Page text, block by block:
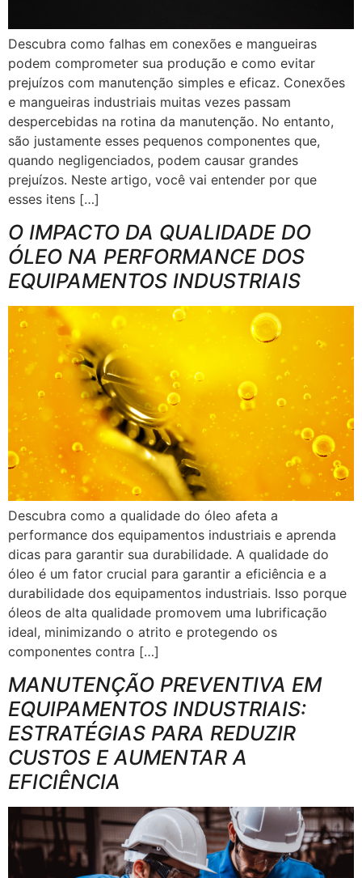
Descubra como falhas em conexões e mangueiras
podem comprometer sua produção e como evitar
prejuízos com manutenção simples e eficaz. Conexões
e mangueiras industriais muitas vezes passam
despercebidas na rotina da manutenção. No entanto,
são justamente esses pequenos componentes que,
quando negligenciados, podem causar grandes
prejuízos. Neste artigo, você vai entender por que
esses itens […]
O IMPACTO DA QUALIDADE DO
ÓLEO NA PERFORMANCE DOS
EQUIPAMENTOS INDUSTRIAIS
Descubra como a qualidade do óleo afeta a
performance dos equipamentos industriais e aprenda
dicas para garantir sua durabilidade. A qualidade do
óleo é um fator crucial para garantir a eficiência e a
durabilidade dos equipamentos industriais. Isso porque
óleos de alta qualidade promovem uma lubrificação
ideal, minimizando o atrito e protegendo os
componentes contra […]
MANUTENÇÃO PREVENTIVA EM
EQUIPAMENTOS INDUSTRIAIS:
ESTRATÉGIAS PARA REDUZIR
CUSTOS E AUMENTAR A
EFICIÊNCIA